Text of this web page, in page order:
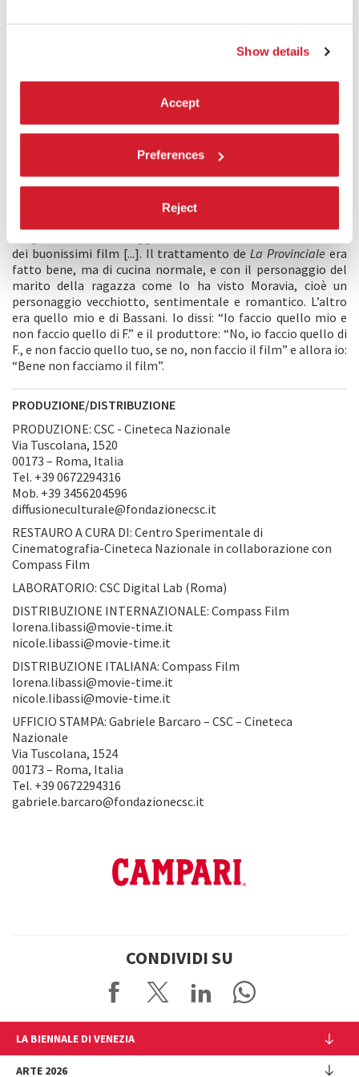
Show details
Accept
Preferences
Reject
mentre Elvira inizia a ricattare Gemma e si installa in casa
esasperata, le si scaglia contro e la ferisce. Riesce così ad
allontanarla e a riconciliarsi con il marito.
DICHIARAZIONE DEL REGISTA
Per fareLa provincialecome io volevo, ho dovuto lottare a
morte con il produttore [...]. La litigata si basava su questo:
dei buonissimi film [...]. Il trattamento deLa Provinciale era
fatto bene, ma di cucina normale, e con il personaggio del
marito della ragazza come lo ha visto Moravia, cioè un
personaggio vecchiotto, sentimentale e romantico. L’altro
era quello mio e di Bassani. Io dissi: “Io faccio quello mio e
non faccio quello di F.” e il produttore: “No, io faccio quello di
F., e non faccio quello tuo, se no, non faccio il film” e allora io:
“Bene non facciamo il film”.
PRODUZIONE/DISTRIBUZIONE
PRODUZIONE: CSC - Cineteca Nazionale
Via Tuscolana, 1520
00173 – Roma, Italia
Tel. +39 0672294316
Mob. +39 3456204596
diffusioneculturale@fondazionecsc.it
RESTAURO A CURA DI: Centro Sperimentale di
Cinematografia-Cineteca Nazionale in collaborazione con
Compass Film
LABORATORIO: CSC Digital Lab (Roma)
DISTRIBUZIONE INTERNAZIONALE: Compass Film
lorena.libassi@movie-time.it
nicole.libassi@movie-time.it
DISTRIBUZIONE ITALIANA: Compass Film
lorena.libassi@movie-time.it
nicole.libassi@movie-time.it
UFFICIO STAMPA: Gabriele Barcaro – CSC – Cineteca
Nazionale
Via Tuscolana, 1524
00173 – Roma, Italia
Tel. +39 0672294316
gabriele.barcaro@fondazionecsc.it
CONDIVIDI SU
LA BIENNALE DI VENEZIA
L'Istituzione
ARTE 2026